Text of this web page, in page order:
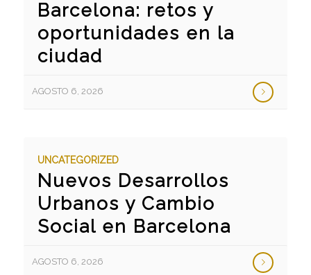
Barcelona: retos y
oportunidades en la
ciudad
AGOSTO 6, 2026
UNCATEGORIZED
Nuevos Desarrollos
Urbanos y Cambio
Social en Barcelona
AGOSTO 6, 2026